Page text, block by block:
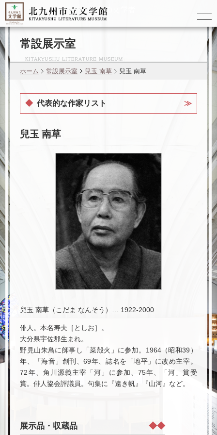
ゆかりの
常設展示室
ホーム 常設展示室 兒玉 南草 兒玉 南草
兒玉 南草
兒玉 南草（こだま なんそう）… 1922-2000
俳人。本名寿夫［としお］。
大分県宇佐郡生まれ。
野見山朱鳥に師事し「菜殻火」に参加。1964（昭和39）
年、「海音」創刊、69年、誌名を「地平」に改め主宰。
72年、角川源義主宰「河」に参加、75年、「河」賞受
賞。俳人協会評議員。句集に『遠き帆』『山河』など。
展示品・収蔵品
代表的な作家リスト
杉田 久女
林 芙美子